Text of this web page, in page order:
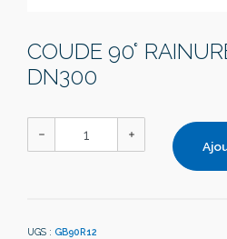
COUDE 90°
DN300
UGS : GB90R12